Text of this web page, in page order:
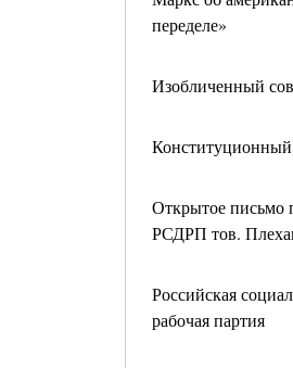
переделе»
Изобличенный
Конституционный
Открытое письмо
РСДРП тов.
Российская
рабочая партия